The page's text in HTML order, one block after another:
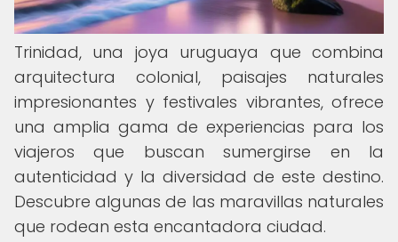
Trinidad, una joya uruguaya que combina
arquitectura colonial, paisajes naturales
impresionantes y festivales vibrantes, ofrece
una amplia gama de experiencias para los
viajeros que buscan sumergirse en la
autenticidad y la diversidad de este destino.
Descubre algunas de las maravillas naturales
que rodean esta encantadora ciudad.